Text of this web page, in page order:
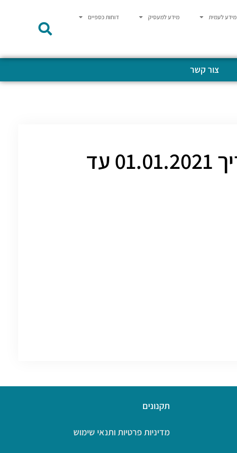
מידע לעמית מידע למעסיק דוחות כספיים
צור קשר
אסיפות כלליות קרן השתלמות לרופאים מתאריך 01.01.2021 עד
תקנונים
מדיניות פרטיות ותנאי שימוש